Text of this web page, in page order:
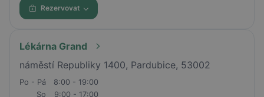
Rezervovat
Lékárna Grand
náměstí Republiky 1400, Pardubice, 53002
Po - Pá
8:00 - 19:00
So
9:00 - 17:00